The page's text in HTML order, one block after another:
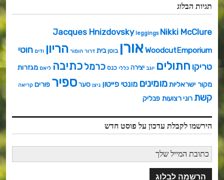
תגיות הבלוג
Jacques Hnizdovsky leggings Nikki McClure
WoodcutEmporiumאורן בוטן בית דרור הומור הריון ודים חוטי
טריקו חתולים יוגב יצירה כללי כנס כרמלכתיבה ליאם מגזרות
מקור ישראליותמומינים מונטי פייטון ניצן סערספיר פורים קריאה
קשת רונירצועות פבליק
הירשמו לקבלת עדכון על פוסט חדש